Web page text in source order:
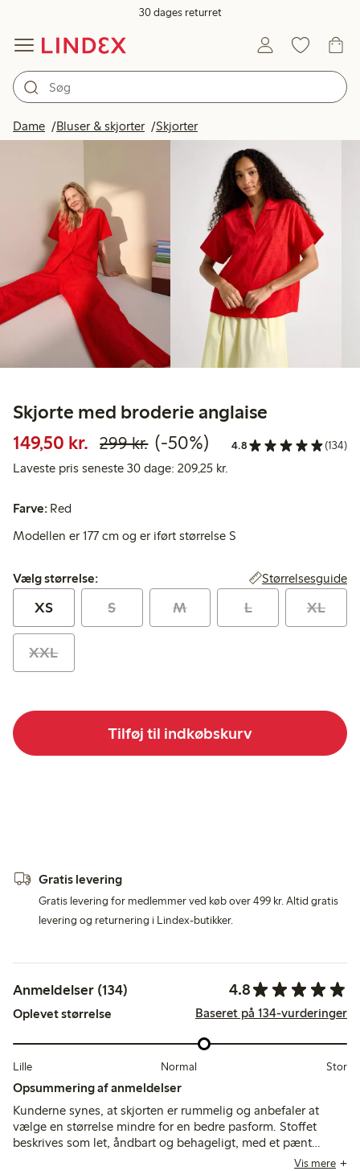
30 dages returret
Dame Bluser & skjorter Skjorter
Skjorte med broderie anglaise
149,50 kr. Nedsat pris: 149,50 kr.
299 kr.Normalpris: 299,00 kr.
50 % rabat
(-50%) 4.8 (134)
Laveste pris seneste 30 dage: 209,25 kr.
Farve: Red
Modellen er 177 cm og er iført størrelse S
Vælg størrelse:
Vælg størrelse: Størrelsesguide
XS S M L XL
XXL
Tilføj til indkøbskurv
Gratis levering
Gratis levering for medlemmer ved køb over 499 kr. Altid gratis
levering og returnering i Lindex-butikker.
Anmeldelser (134) 4.8
Oplevet størrelse Baseret på 134-vurderinger
Lille Normal Stor
Opsummering af anmeldelser
Kunderne synes, at skjorten er rummelig og anbefaler at
vælge en størrelse mindre for en bedre pasform. Stoffet
beskrives som let, åndbart og behageligt, med et pænt
broderie anglaise-mønster, velegnet til varmt vejr og alsidig
Vis mere